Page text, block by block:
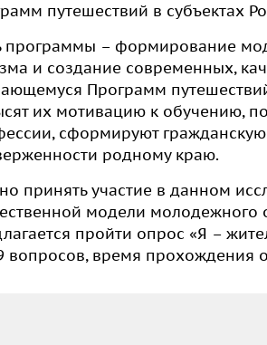
путешествий в субъектах
программы – формирование
и создание современных,
Программ
их мотивацию к обучению,
сформируют
родному краю.
принять участие в данном
модели молодежного
пройти опрос «Я –
вопросов, время прохождения